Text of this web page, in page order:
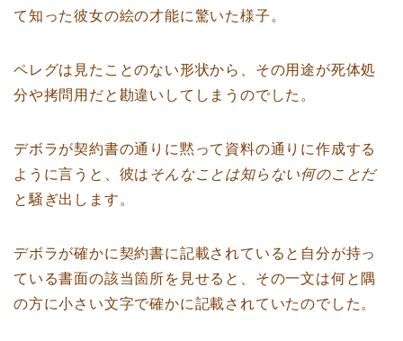
て知った彼女の絵の才能に驚いた様子。
ペレグは見たことのない形状から、その用途が死体処
分や拷問用だと勘違いしてしまうのでした。
デボラが契約書の通りに黙って資料の通りに作成する
ように言うと、彼は そんなことは知らない何のことだ
と騒ぎ出します。
デボラが確かに契約書に記載されていると自分が持っ
ている書面の該当箇所を見せると、その一文は何と隅
の方に小さい文字で確かに記載されていたのでした。